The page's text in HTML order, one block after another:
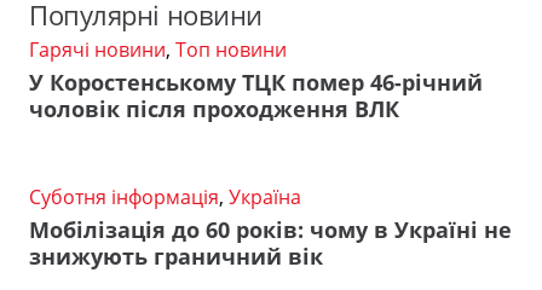
Популярні новини
Гарячі новини, Топ новини
У Коростенському ТЦК помер 46-річний
чоловік після проходження ВЛК
Суботня інформація, Україна
Мобілізація до 60 років: чому в Україні не
знижують граничний вік